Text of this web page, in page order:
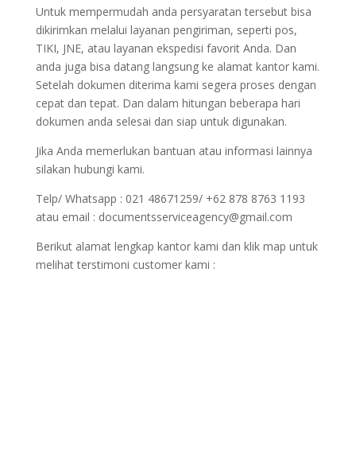
Untuk mempermudah anda persyaratan tersebut bisa
dikirimkan melalui layanan pengiriman, seperti pos,
TIKI, JNE, atau layanan ekspedisi favorit Anda. Dan
anda juga bisa datang langsung ke alamat kantor kami.
Setelah dokumen diterima kami segera proses dengan
cepat dan tepat. Dan dalam hitungan beberapa hari
dokumen anda selesai dan siap untuk digunakan.
Jika Anda memerlukan bantuan atau informasi lainnya
silakan hubungi kami.
Telp/ Whatsapp : 021 48671259/ +62 878 8763 1193
atau email : documentsserviceagency@gmail.com
Berikut alamat lengkap kantor kami dan klik map untuk
melihat terstimoni customer kami :